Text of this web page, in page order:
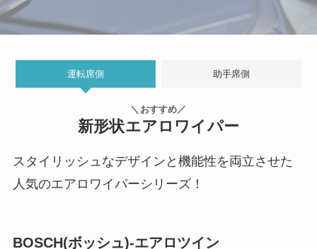
運転席側 助手席側
＼おすすめ／
新形状エアロワイパー
スタイリッシュなデザインと機能性を両立させた
人気のエアロワイパーシリーズ！
BOSCH(ボッシュ)-エアロツイン